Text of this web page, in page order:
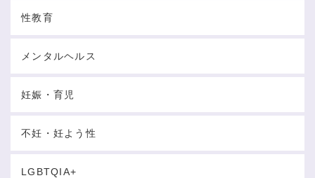
性教育
メンタルヘルス
妊娠・育児
不妊・妊よう性
LGBTQIA+